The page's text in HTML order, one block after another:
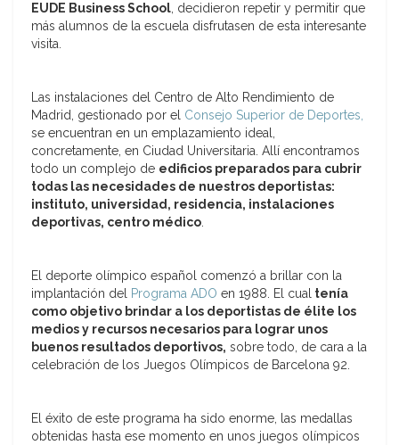
EUDE Business School, decidieron repetir y permitir que
más alumnos de la escuela disfrutasen de esta interesante
visita.
Las instalaciones del Centro de Alto Rendimiento de
Madrid, gestionado por el Consejo Superior de Deportes,
se encuentran en un emplazamiento ideal,
concretamente, en Ciudad Universitaria. Allí encontramos
todo un complejo de edificios preparados para cubrir
todas las necesidades de nuestros deportistas:
instituto, universidad, residencia, instalaciones
deportivas, centro médico.
El deporte olímpico español comenzó a brillar con la
implantación del Programa ADO en 1988. El cual tenía
como objetivo brindar a los deportistas de élite los
medios y recursos necesarios para lograr unos
buenos resultados deportivos, sobre todo, de cara a la
celebración de los Juegos Olímpicos de Barcelona 92.
El éxito de este programa ha sido enorme, las medallas
obtenidas hasta ese momento en unos juegos olímpicos